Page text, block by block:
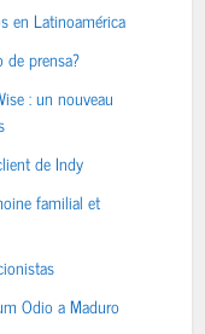
en Latinoamérica
prensa?
: un nouveau
de Indy
familial et
Odio a Maduro